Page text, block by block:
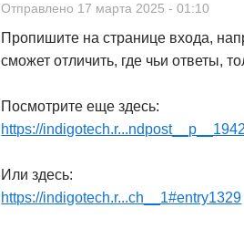
Отправлено 17 марта 2025 - 01:10
Пропишите на странице входа,
сможет отличить, где чьи ответы,
Посмотрите еще здесь:
https://indigotech.r...ndpost__p__1942
Или здесь:
https://indigotech.r...ch__1#entry1329